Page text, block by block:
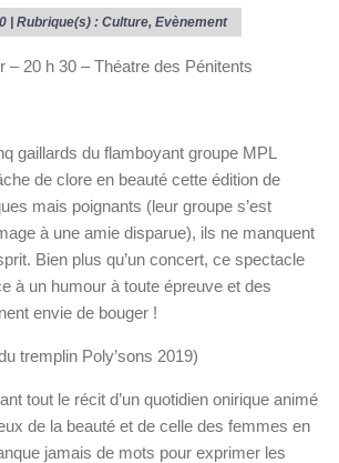
| Rubrique(s) : Culture, Evènement
– 20 h 30 – Théatre des Pénitents
gaillards du flamboyant groupe MPL
de clore en beauté cette édition de
mais poignants (leur groupe s’est
à une amie disparue), ils ne manquent
Bien plus qu’un concert, ce spectacle
à un humour à toute épreuve et des
envie de bouger !
tremplin Poly’sons 2019)
tout le récit d’un quotidien onirique animé
de la beauté et de celle des femmes en
jamais de mots pour exprimer les